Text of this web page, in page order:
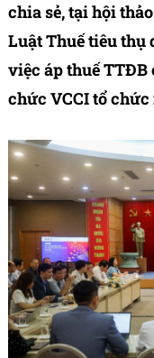
chia sẻ, tại hội
Luật Thuế tiêu thụ
việc áp thuế
chức VCCI tổ